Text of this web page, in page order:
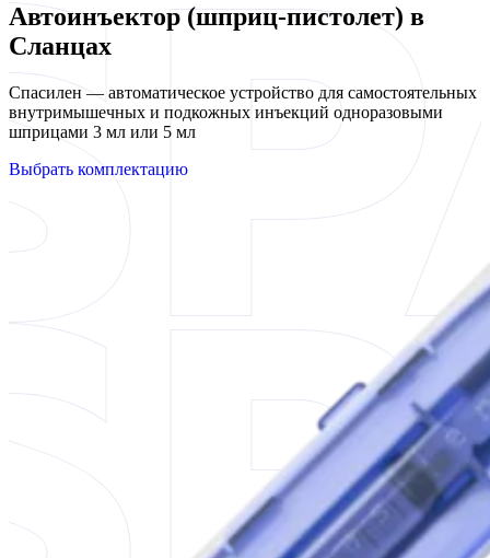
Автоинъектор (шприц-пистолет) в
Сланцах
Спасилен — автоматическое устройство для самостоятельных
внутримышечных и подкожных инъекций одноразовыми
шприцами 3 мл или 5 мл
Выбрать комплектацию